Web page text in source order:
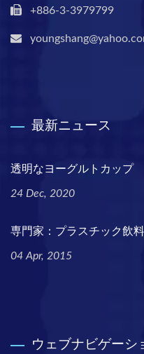
+886-3-3979799
最新ニュース
透明なヨーグルトカップ
24 Dec, 2020
専門家：プラスチック飲
04 Apr, 2015
ウェブナビゲーシ